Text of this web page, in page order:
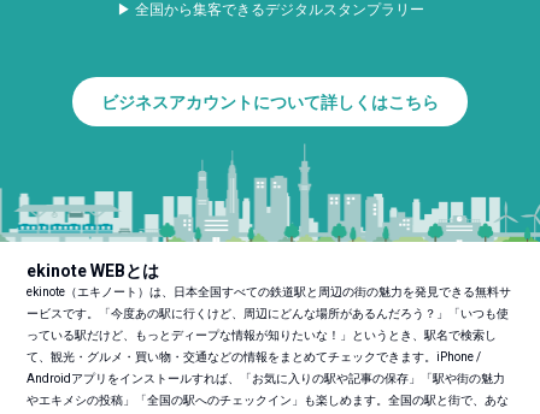
▶ 全国から集客できるデジタルスタンプラリー
ビジネスアカウントについて詳しくはこちら
ekinote WEBとは
ekinote（エキノート）は、日本全国すべての鉄道駅と周辺の街の魅力を発見できる無料サ
ービスです。「今度あの駅に行くけど、周辺にどんな場所があるんだろう？」「いつも使
っている駅だけど、もっとディープな情報が知りたいな！」というとき、駅名で検索し
て、観光・グルメ・買い物・交通などの情報をまとめてチェックできます。iPhone /
Androidアプリをインストールすれば、「お気に入りの駅や記事の保存」「駅や街の魅力
やエキメシの投稿」「全国の駅へのチェックイン」も楽しめます。全国の駅と街で、あな